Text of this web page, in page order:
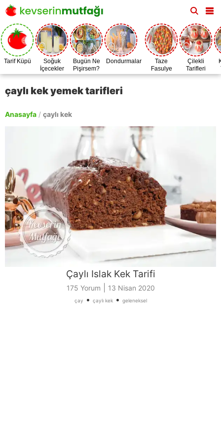
Tarif Küpü
Soğuk
İçecekler
Bugün Ne
Pişirsem?
Dondurmalar
Taze
Fasulye
Zamanı
Çilekli
Tarifleri
çaylı kek yemek tarifleri
Anasayfa / çaylı kek
Çaylı Islak Kek Tarifi
175 Yorum 13 Nisan 2020
çay • çaylı kek• geleneksel